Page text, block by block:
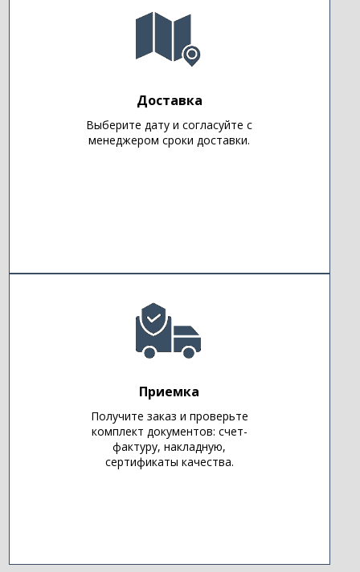
Доставка
Выберите дату и согласуйте с
менеджером сроки доставки.
Приемка
Получите заказ и проверьте
комплект документов: счет-
фактуру, накладную,
сертификаты качества.